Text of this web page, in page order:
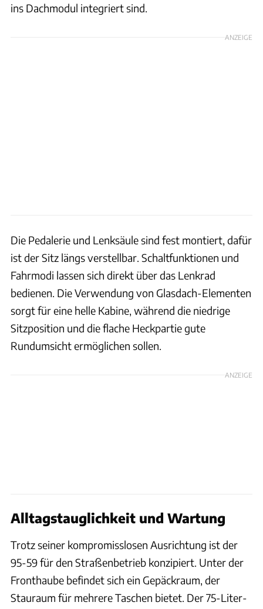
ins Dachmodul integriert sind.
ANZEIGE
Die Pedalerie und Lenksäule sind fest montiert, dafür
ist der Sitz längs verstellbar. Schaltfunktionen und
Fahrmodi lassen sich direkt über das Lenkrad
bedienen. Die Verwendung von Glasdach-Elementen
sorgt für eine helle Kabine, während die niedrige
Sitzposition und die flache Heckpartie gute
Rundumsicht ermöglichen sollen.
ANZEIGE
Alltagstauglichkeit und Wartung
Trotz seiner kompromisslosen Ausrichtung ist der
95-59 für den Straßenbetrieb konzipiert. Unter der
Fronthaube befindet sich ein Gepäckraum, der
Stauraum für mehrere Taschen bietet. Der 75-Liter-